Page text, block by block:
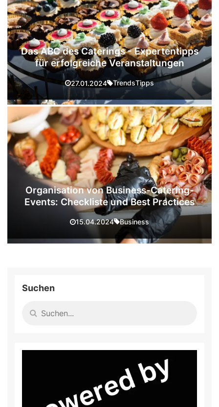
Das ABC des Caterings - Expertentipps
für erfolgreiche Veranstaltungen
27.01.2024 TrendsTipps
Organisation von Business-Catering-
Events: Checkliste und Best Practices
15.04.2024 Business
Suchen